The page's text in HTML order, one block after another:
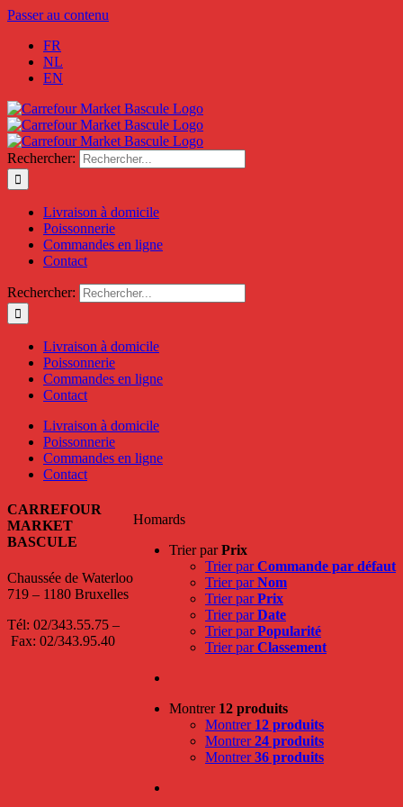
Passer au contenu
FR
NL
EN
Rechercher:
Livraison à domicile
Poissonnerie
Commandes en ligne
Contact
Rechercher:
Livraison à domicile
Poissonnerie
Commandes en ligne
Contact
Livraison à domicile
Poissonnerie
Commandes en ligne
Contact
Homards
Trier parPrix
Trier parCommande par défaut
Trier parNom
Trier parPrix
Trier parDate
Trier parPopularité
Trier parClassement
Montrer 12 produits
Montrer 12 produits
Montrer24 produits
Montrer36 produits
CARREFOUR
MARKET
BASCULE
Chaussée de Waterloo
719 – 1180 Bruxelles
Tél: 02/343.55.75 –
Fax: 02/343.95.40